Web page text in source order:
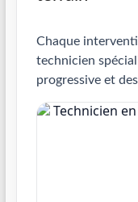
Chaque
technicien
progressive et